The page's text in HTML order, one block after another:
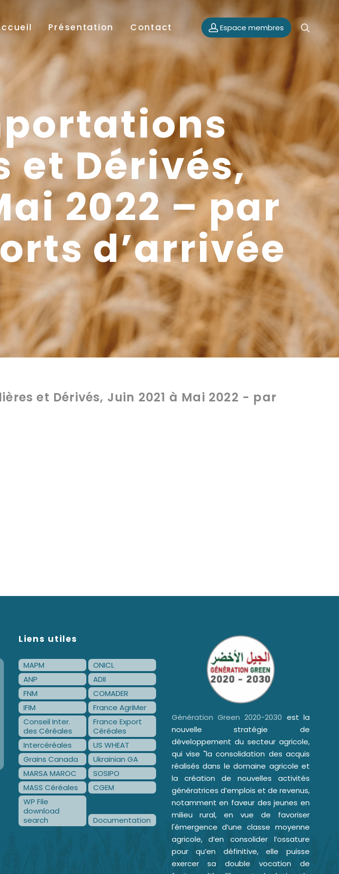
Présentation Contact Espace membres
et Dérivés,
2022 – par
d’arrivée
et Dérivés, Juin 2021 à Mai 2022 - par
Liens utiles
MAPM
ONICL
ANP
ADII
FNM
COMADER
IFIM
France AgriMer
Conseil Inter.
des Céréales
France Export
Céréales
Intercéréales
US WHEAT
Grains Canada
Ukrainian GA
MARSA MAROC
SOSIPO
MASS Céréales
CGEM
WP File
download
search
Documentation
Génération Green 2020-2030 est la
nouvelle stratégie de
développement du secteur agricole,
qui vise "la consolidation des acquis
réalisés dans le domaine agricole et
la création de nouvelles activités
génératrices d’emplois et de revenus,
notamment en faveur des jeunes en
milieu rural, en vue de favoriser
l'émergence d’une classe moyenne
agricole, d’en consolider l’ossature
pour qu’en définitive, elle puisse
exercer sa double vocation de